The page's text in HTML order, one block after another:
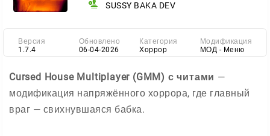
SUSSY BAKA DEV
Версия
1.7.4
Обновлено
06-04-2026
Категория
Хоррор
Модификация
МОД - Меню
Cursed House Multiplayer (GMM) с читами —
модификация напряжённого хоррора, где главный
враг — свихнувшаяся бабка.